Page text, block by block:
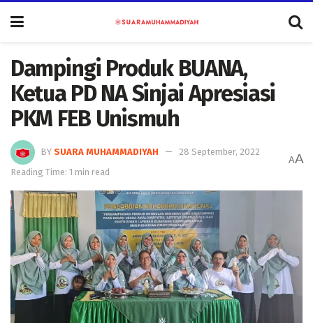
Dampingi Produk BUANA,
Ketua PD NA Sinjai Apresiasi
PKM FEB Unismuh
BY SUARA MUHAMMADIYAH
28 September, 2022
Reading Time: 1 min read
AA